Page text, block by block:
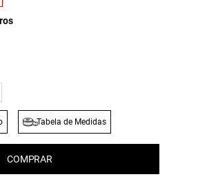
Tabela de Medidas
COMPRAR